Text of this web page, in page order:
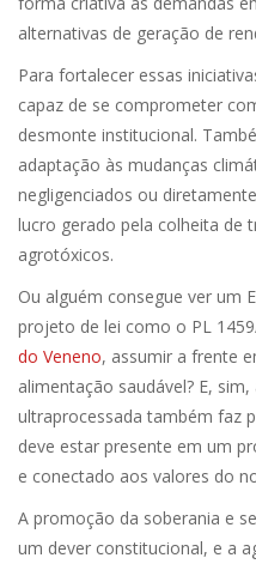
alternativas de geração de
Para fortalecer essas
capaz de se comprometer
desmonte institucional.
adaptação às mudanças
negligenciados ou
lucro gerado pela colheita de
agrotóxicos.
Ou alguém consegue ver um
projeto de lei como o PL
do Veneno, assumir a frente
alimentação saudável? E,
ultraprocessada também faz
deve estar presente em um
e conectado aos valores do
A promoção da soberania e
um dever constitucional, e a